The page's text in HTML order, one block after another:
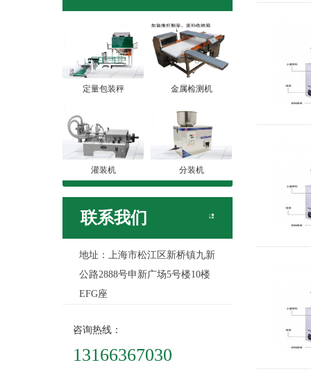
定量包装秤 金属检测机
灌装机 分装机
联系我们
地址：上海市松江区新桥镇九新
公路2888号申新广场5号楼10楼
EFG座
咨询热线：
13166367030